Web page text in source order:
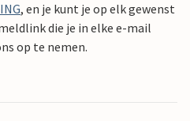
, en je kunt je op elk gewenst
die je in elke e-mail
op te nemen.